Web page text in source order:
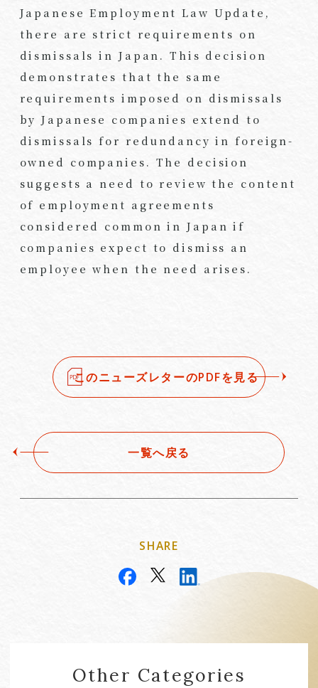
Japanese Employment Law Update,
there are strict requirements on
dismissals in Japan. This decision
demonstrates that the same
requirements imposed on dismissals
by Japanese companies extend to
dismissals for redundancy in foreign-
owned companies. The decision
suggests a need to review the content
of employment agreements
considered common in Japan if
companies expect to dismiss an
employee when the need arises.
このニューズレターのPDFを見る
一覧へ戻る
SHARE
Other Categories